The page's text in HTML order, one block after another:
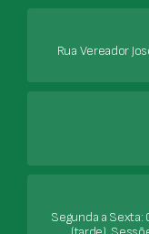
Rua Vereador
Segunda a Sexta: